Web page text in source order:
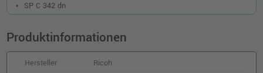
inkl. MwSt.zzgl. Versand
SP C 342 dn
Produktinformationen
Hersteller
Ricoh